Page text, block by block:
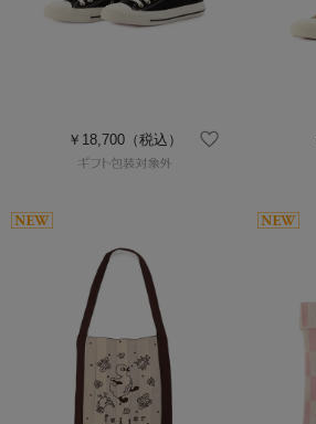
￥18,700（税込）